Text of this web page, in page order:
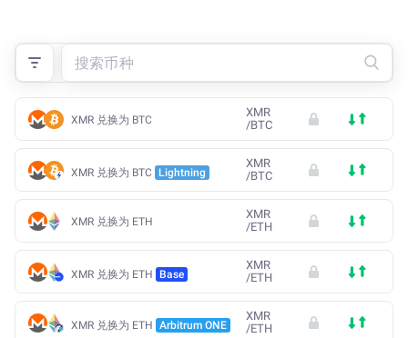
XMR 兑换为 BTC
XMR
/BTC
XMR 兑换为 BTC Lightning
XMR
/BTC
XMR 兑换为 ETH
XMR
/ETH
XMR 兑换为 ETH Base
XMR
/ETH
XMR 兑换为 ETH Arbitrum ONE
XMR
/ETH